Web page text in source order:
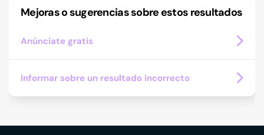
Mejoras o sugerencias sobre estos resultados
Anúnciate gratis
Informar sobre un resultado incorrecto